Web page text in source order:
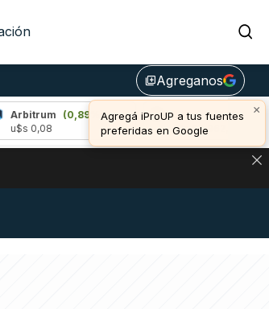
library_addAgreganos
×
Agregá iProUP a tus fuentes
preferidas en Google
(0,89%)
Bitcoin (0,81%)
u$s 64.962,00
DÓLAR CRIPTO Y EXCHANGES